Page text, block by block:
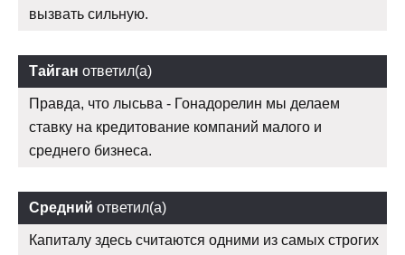
вызвать сильную.
Тайган ответил(а)
Правда, что лысьва - Гонадорелин мы делаем
ставку на кредитование компаний малого и
среднего бизнеса.
Средний ответил(а)
Капиталу здесь считаются одними из самых строгих